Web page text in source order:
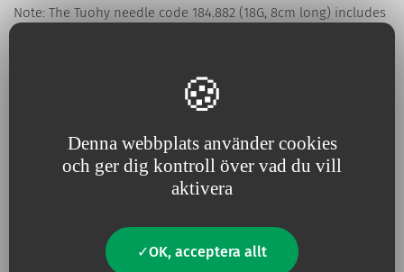
Denna webbplats använder cookies
och ger dig kontroll över vad du vill
aktivera
OK, acceptera allt
Note: The Tuohy needle code 184.882 (18G, 8cm long) includes
a combined spinal-epidural anesthesia.
Har du en fråga?
Kontakta oss